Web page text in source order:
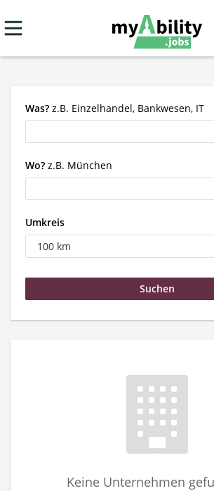
Was? z.B. Einzelhandel, Bankwesen, IT
Wo? z.B. München
Umkreis
Keine Unternehmen